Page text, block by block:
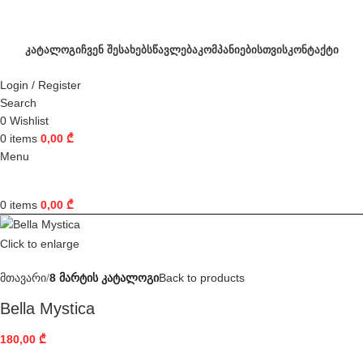
ᲙᲐᲢᲐᲚᲝᲒᲘᲩᲕᲔᲜ ᲨᲔᲡᲐᲮᲔᲑᲡᲬᲐᲕᲚᲔᲑᲐᲙᲝᲛᲞᲐᲜᲘᲔᲑᲘᲡᲗᲕᲘᲡᲙᲝᲜᲢᲐᲥᲢᲘ
Login / Register
Search
0 Wishlist
0 items 0,00 ₾
Menu
0 items 0,00 ₾
Click to enlarge
მთავარი 8 მარტის კატალოგიBack to products
Bella Mystica
180,00 ₾